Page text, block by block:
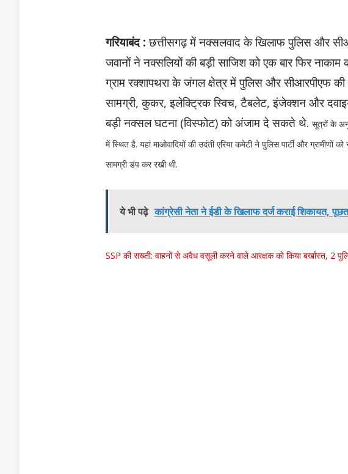
गरियाबंद :छत्तीसगढ़ में नक्सलवाद के खिलाफ पुलिस और
जवानों ने नक्सलियों की बड़ी साजिश को एक बार फिर नाकाम
ग्राम रक्शापथरा के जंगल क्षेत्र में पुलिस और सीआरपीएफ की
सामग्री, कुकर, इलेक्ट्रिक स्विच, टैबलेट, इंजेक्शन और
बड़ी नक्सल घटना (विस्फोट) को अंजाम दे सकते थे. सूत्रों के
में स्थित है. यहां माओवादियों की उदंती एरिया कमेटी ने पुलिस पार्टी और
सामग्री डंप कर रखी थी.
ये भी पढ़े कांग्रेसी नेता ने ईडी के खिलाफ दर्ज कराई शिकायत,
SSP की सख्ती: वाहनों से अवैध वसूली करने वाले आरक्षक को किया बर्खास्त, 2